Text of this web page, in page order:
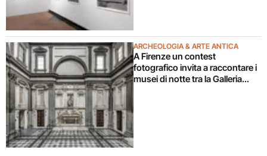
ARCHEOLOGIA & ARTE ANTICA
A Firenze un contest
fotografico invita a raccontare i
musei di notte tra la Galleria